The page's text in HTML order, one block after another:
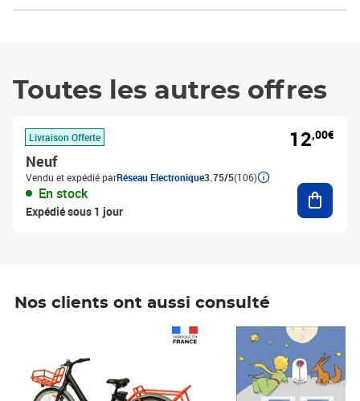
Toutes les autres offres
Livraison Offerte
Neuf
Vendu et expédié parRéseau Electronique3.75/5(106)
En stock
Expédié sous 1 jour
12,00€
Nos clients ont aussi consulté
Prix 7,50€